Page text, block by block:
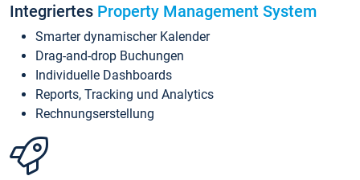
Integriertes Property Management System
Smarter dynamischer Kalender
Drag-and-drop Buchungen
Individuelle Dashboards
Reports, Tracking und Analytics
Rechnungserstellung